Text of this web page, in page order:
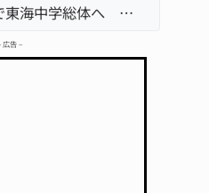
リレーで東海中学総体へ 伊賀・名張
広告 –